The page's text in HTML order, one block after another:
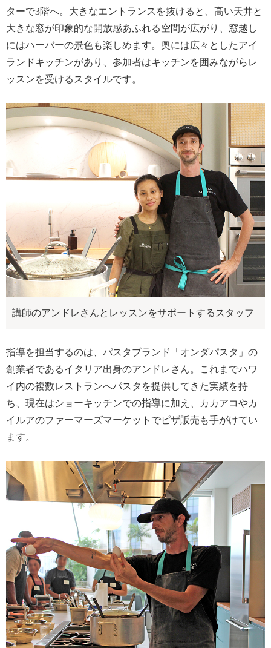
ターで3階へ。大きなエントランスを抜けると、高い天井と
大きな窓が印象的な開放感あふれる空間が広がり、窓越し
にはハーバーの景色も楽しめます。奥には広々としたアイ
ランドキッチンがあり、参加者はキッチンを囲みながらレ
ッスンを受けるスタイルです。
講師のアンドレさんとレッスンをサポートするスタッフ
指導を担当するのは、パスタブランド「オンダパスタ」の
創業者であるイタリア出身のアンドレさん。これまでハワ
イ内の複数レストランへパスタを提供してきた実績を持
ち、現在はショーキッチンでの指導に加え、カカアコやカ
イルアのファーマーズマーケットでピザ販売も手がけてい
ます。